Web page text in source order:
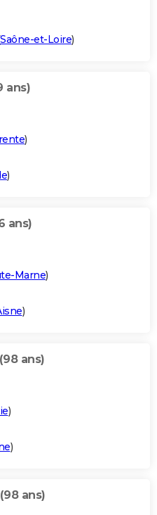
Saône-et-Loire)
ans)
)
)
ans)
Marne)
)
(98 ans)
)
)
(98 ans)